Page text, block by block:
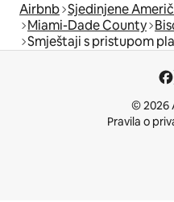
Airbnb Sjedinjene
Miami-Dade County
Smještaji s pristupom
© 2026
Pravila o